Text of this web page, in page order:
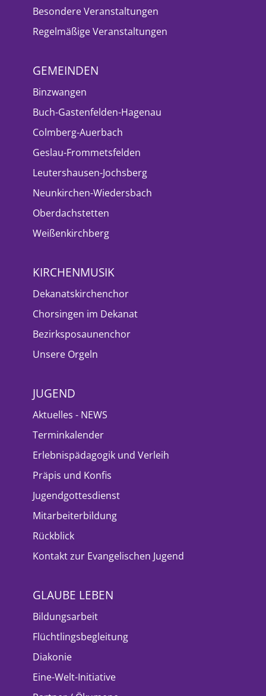
Besondere Veranstaltungen
Regelmäßige Veranstaltungen
GEMEINDEN
Binzwangen
Buch-Gastenfelden-Hagenau
Colmberg-Auerbach
Geslau-Frommetsfelden
Leutershausen-Jochsberg
Neunkirchen-Wiedersbach
Oberdachstetten
Weißenkirchberg
KIRCHENMUSIK
Dekanatskirchenchor
Chorsingen im Dekanat
Bezirksposaunenchor
Unsere Orgeln
JUGEND
Aktuelles - NEWS
Terminkalender
Erlebnispädagogik und Verleih
Präpis und Konfis
Jugendgottesdienst
Mitarbeiterbildung
Rückblick
Kontakt zur Evangelischen Jugend
GLAUBE LEBEN
Bildungsarbeit
Flüchtlingsbegleitung
Diakonie
Eine-Welt-Initiative